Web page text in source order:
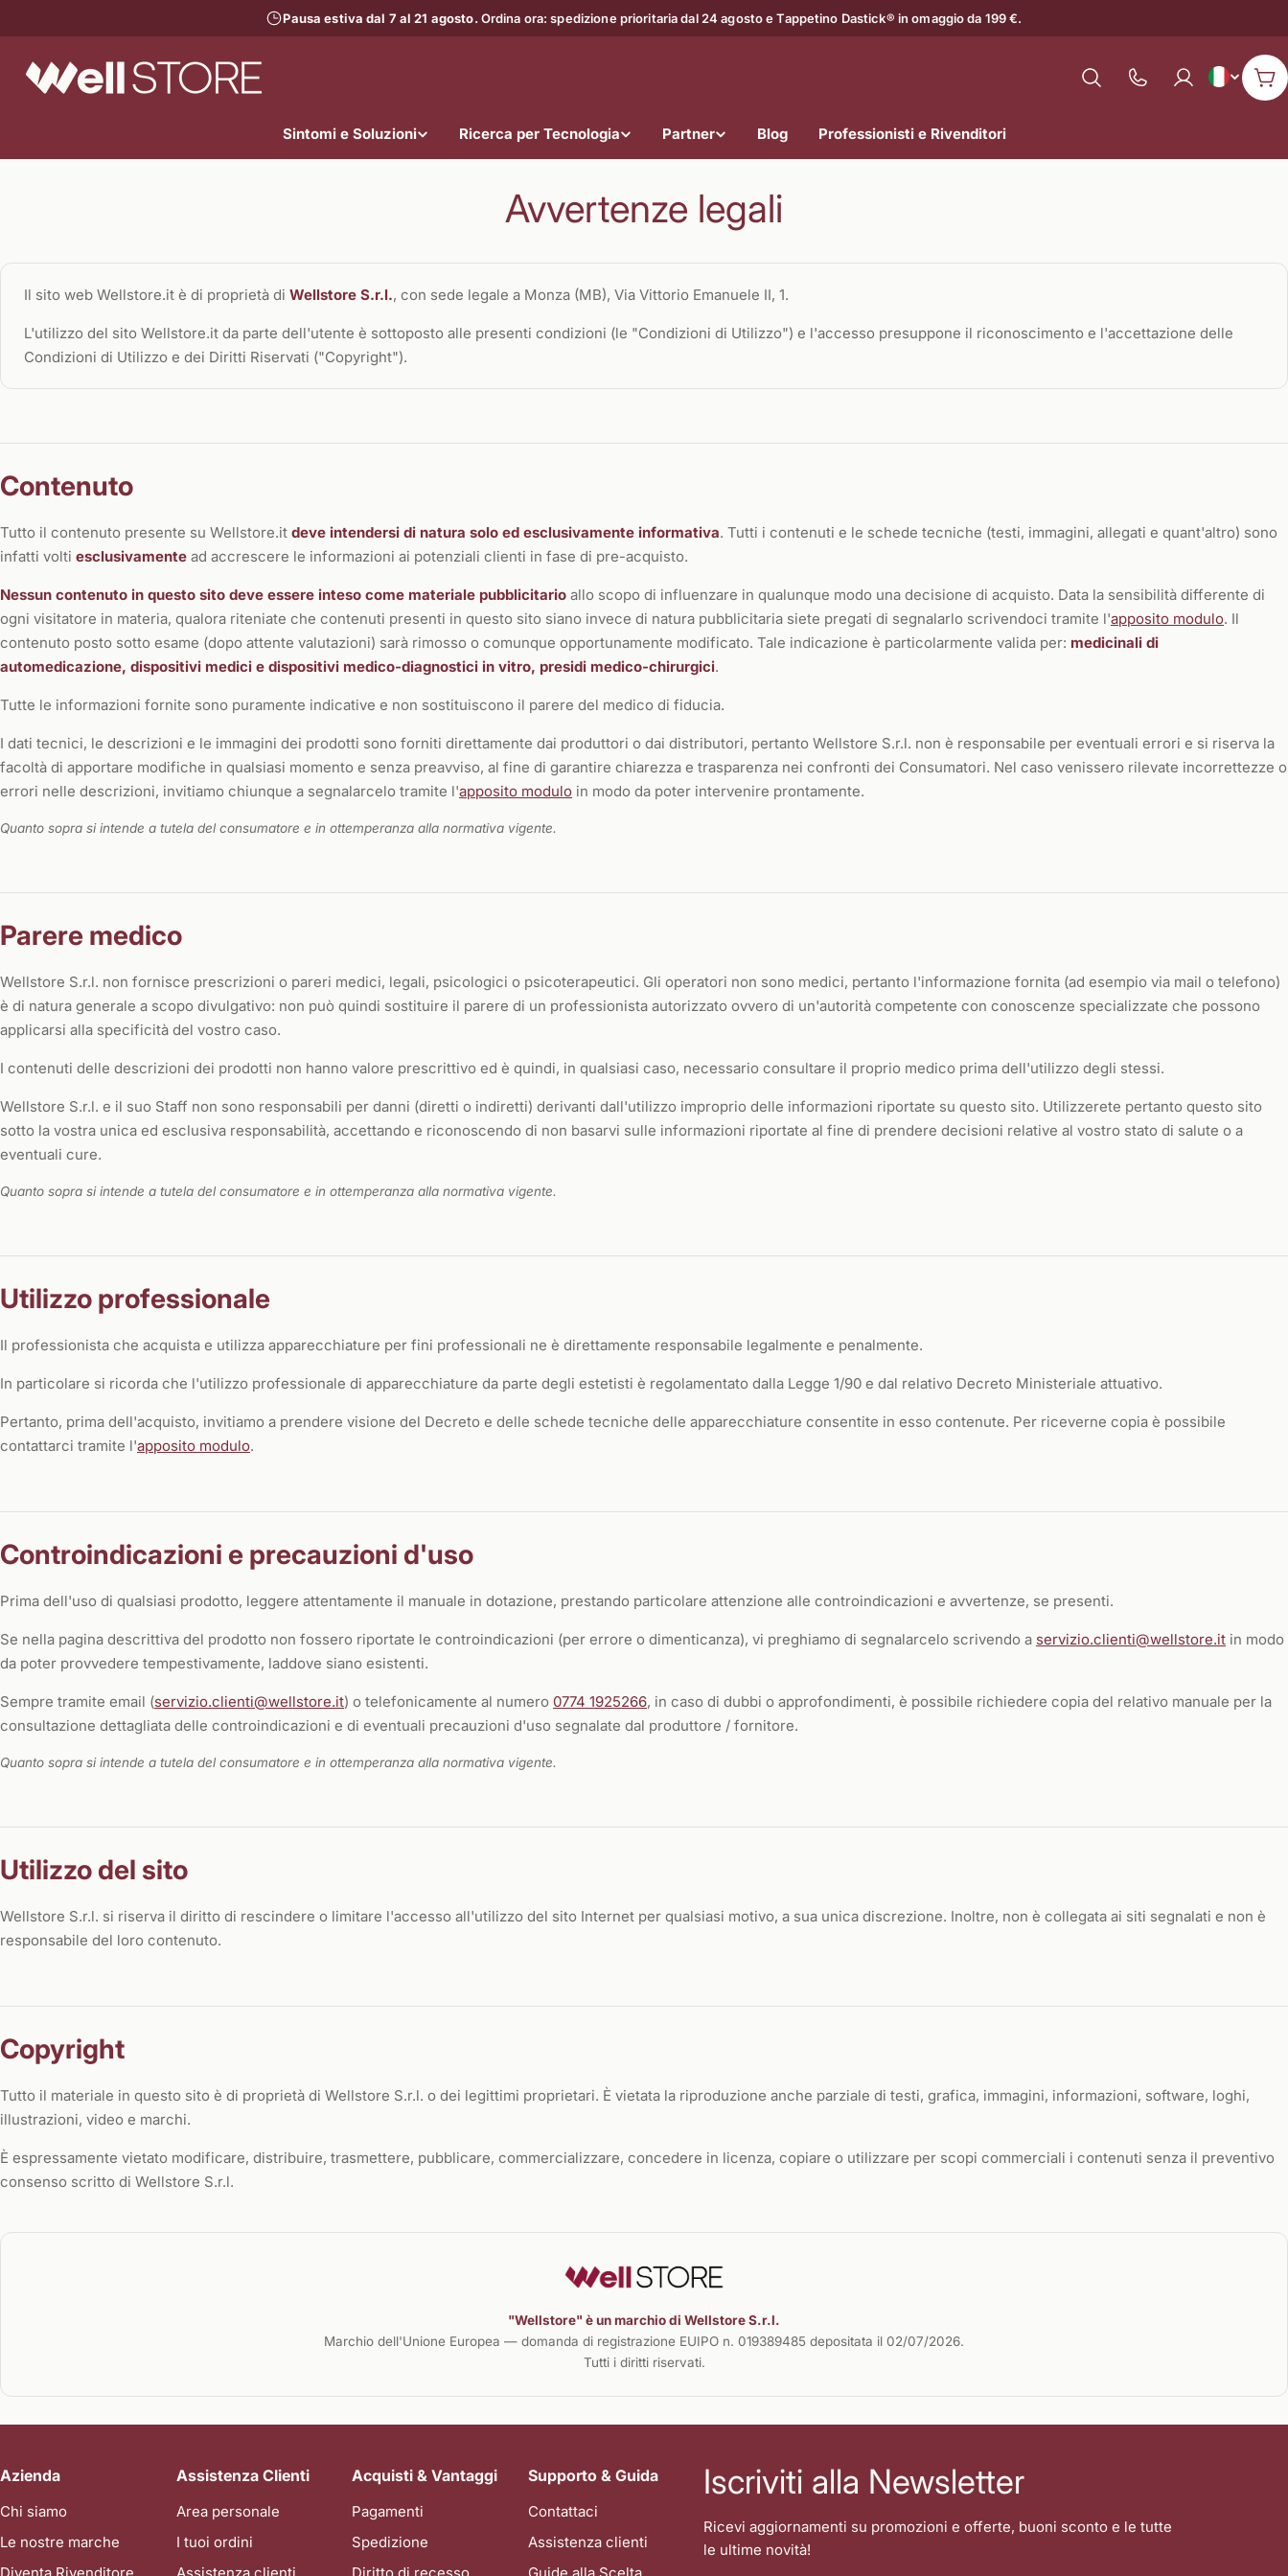
al
Pausa estiva dal 7 al 21 agosto.Ordina ora: spedizione prioritaria dal 24 agosto e Tappetino Dastick® in omaggio da 199 €.
Mostra
di
L
n
Italiano
Sintomi e Soluzioni Ricerca per Tecnologia Partner Blog Professionisti e Rivenditori
Avvertenze legali
Il sito web Wellstore.it è di proprietà di Wellstore S.r.l., con sede legale a Monza (MB), Via Vittorio Emanuele II, 1.
L'utilizzo del sito Wellstore.it da parte dell'utente è sottoposto alle presenti condizioni (le "Condizioni di Utilizzo") e l'accesso presuppone il riconoscimento e l'accettazione delle
Condizioni di Utilizzo e dei Diritti Riservati ("Copyright").
Contenuto
Tutto il contenuto presente su Wellstore.it deve intendersi di natura solo ed esclusivamente informativa. Tutti i contenuti e le schede tecniche (testi, immagini, allegati e quant'altro) sono
infatti volti esclusivamente ad accrescere le informazioni ai potenziali clienti in fase di pre-acquisto.
Nessun contenuto in questo sito deve essere inteso come materiale pubblicitario allo scopo di influenzare in qualunque modo una decisione di acquisto. Data la sensibilità differente di
ogni visitatore in materia, qualora riteniate che contenuti presenti in questo sito siano invece di natura pubblicitaria siete pregati di segnalarlo scrivendoci tramite l'apposito modulo. Il
contenuto posto sotto esame (dopo attente valutazioni) sarà rimosso o comunque opportunamente modificato. Tale indicazione è particolarmente valida per: medicinali di
automedicazione, dispositivi medici e dispositivi medico-diagnostici in vitro, presidi medico-chirurgici.
Tutte le informazioni fornite sono puramente indicative e non sostituiscono il parere del medico di fiducia.
I dati tecnici, le descrizioni e le immagini dei prodotti sono forniti direttamente dai produttori o dai distributori, pertanto Wellstore S.r.l. non è responsabile per eventuali errori e si riserva la
facoltà di apportare modifiche in qualsiasi momento e senza preavviso, al fine di garantire chiarezza e trasparenza nei confronti dei Consumatori. Nel caso venissero rilevate incorrettezze o
errori nelle descrizioni, invitiamo chiunque a segnalarcelo tramite l'apposito modulo in modo da poter intervenire prontamente.
Quanto sopra si intende a tutela del consumatore e in ottemperanza alla normativa vigente.
Parere medico
Wellstore S.r.l. non fornisce prescrizioni o pareri medici, legali, psicologici o psicoterapeutici. Gli operatori non sono medici, pertanto l'informazione fornita (ad esempio via mail o telefono)
è di natura generale a scopo divulgativo: non può quindi sostituire il parere di un professionista autorizzato ovvero di un'autorità competente con conoscenze specializzate che possono
applicarsi alla specificità del vostro caso.
I contenuti delle descrizioni dei prodotti non hanno valore prescrittivo ed è quindi, in qualsiasi caso, necessario consultare il proprio medico prima dell'utilizzo degli stessi.
Wellstore S.r.l. e il suo Staff non sono responsabili per danni (diretti o indiretti) derivanti dall'utilizzo improprio delle informazioni riportate su questo sito. Utilizzerete pertanto questo sito
sotto la vostra unica ed esclusiva responsabilità, accettando e riconoscendo di non basarvi sulle informazioni riportate al fine di prendere decisioni relative al vostro stato di salute o a
eventuali cure.
Quanto sopra si intende a tutela del consumatore e in ottemperanza alla normativa vigente.
Utilizzo professionale
Il professionista che acquista e utilizza apparecchiature per fini professionali ne è direttamente responsabile legalmente e penalmente.
In particolare si ricorda che l'utilizzo professionale di apparecchiature da parte degli estetisti è regolamentato dalla Legge 1/90 e dal relativo Decreto Ministeriale attuativo.
Pertanto, prima dell'acquisto, invitiamo a prendere visione del Decreto e delle schede tecniche delle apparecchiature consentite in esso contenute. Per riceverne copia è possibile
contattarci tramite l'apposito modulo.
Controindicazioni e precauzioni d'uso
Prima dell'uso di qualsiasi prodotto, leggere attentamente il manuale in dotazione, prestando particolare attenzione alle controindicazioni e avvertenze, se presenti.
Se nella pagina descrittiva del prodotto non fossero riportate le controindicazioni (per errore o dimenticanza), vi preghiamo di segnalarcelo scrivendo a servizio.clienti@wellstore.it in modo
da poter provvedere tempestivamente, laddove siano esistenti.
Sempre tramite email (servizio.clienti@wellstore.it) o telefonicamente al numero 0774 1925266, in caso di dubbi o approfondimenti, è possibile richiedere copia del relativo manuale per la
consultazione dettagliata delle controindicazioni e di eventuali precauzioni d'uso segnalate dal produttore / fornitore.
Quanto sopra si intende a tutela del consumatore e in ottemperanza alla normativa vigente.
Utilizzo del sito
Wellstore S.r.l. si riserva il diritto di rescindere o limitare l'accesso all'utilizzo del sito Internet per qualsiasi motivo, a sua unica discrezione. Inoltre, non è collegata ai siti segnalati e non è
responsabile del loro contenuto.
Copyright
Tutto il materiale in questo sito è di proprietà di Wellstore S.r.l. o dei legittimi proprietari. È vietata la riproduzione anche parziale di testi, grafica, immagini, informazioni, software, loghi,
illustrazioni, video e marchi.
È espressamente vietato modificare, distribuire, trasmettere, pubblicare, commercializzare, concedere in licenza, copiare o utilizzare per scopi commerciali i contenuti senza il preventivo
consenso scritto di Wellstore S.r.l.
"Wellstore" è un marchio di Wellstore S.r.l.
Marchio dell'Unione Europea — domanda di registrazione EUIPO n. 019389485 depositata il 02/07/2026.
Tutti i diritti riservati.
Azienda
Chi siamo
Le nostre marche
Assistenza Clienti
Area personale
I tuoi ordini
Acquisti & Vantaggi
Pagamenti
Spedizione
Supporto & Guida
Contattaci
Assistenza clienti
Iscriviti alla Newsletter
Ricevi aggiornamenti su promozioni e offerte, buoni sconto e le tutte
le ultime novità!